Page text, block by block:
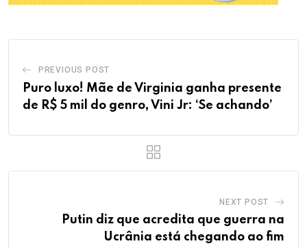
PREVIOUS POST
Puro luxo! Mãe de Virginia ganha presente
de R$ 5 mil do genro, Vini Jr: ‘Se achando’
NEXT POST
Putin diz que acredita que guerra na
Ucrânia está chegando ao fim